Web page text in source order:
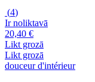
(4)
Ir noliktavā
20,40 €
Likt grozā
Likt grozā
douceur d'intérieur